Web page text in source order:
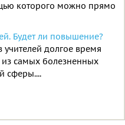
которого можно прямо
Будет ли повышение?
долгое время
из самых болезненных
сферы....